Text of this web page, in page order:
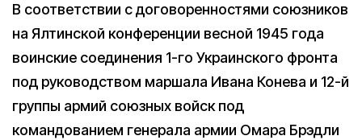
В соответствии с договоренностями союзников
на Ялтинской конференции весной 1945 года
воинские соединения 1-го Украинского фронта
под руководством маршала Ивана Конева и 12-й
группы армий союзных войск под
командованием генерала армии Омара Брэдли